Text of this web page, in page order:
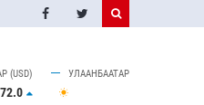
(USD) УЛААНБААТАР